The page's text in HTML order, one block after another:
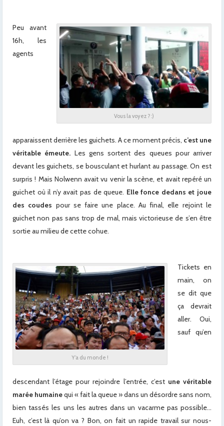
Vous la voyez ? :)
Peu avant
16h, les
agents
apparaissent derrière les guichets. A ce moment précis, c’est une
véritable émeute. Les gens sortent des queues pour arriver
devant les guichets, se bousculant et hurlant au passage. On est
surpris ! Mais Nolwenn avait vu venir la scène, et avait repéré un
guichet où il n’y avait pas de queue. Elle fonce dedans et joue
des coudes pour se faire une place. Au final, elle rejoint le
guichet non pas sans trop de mal, mais victorieuse de s’en être
sortie au milieu de cette cohue.
Y’a du monde !
Tickets en
main, on
se dit que
ça devrait
aller. Oui,
sauf qu’en
descendant l’étage pour rejoindre l’entrée, c’est une véritable
marée humainequi « fait la queue » dans un désordre sans nom,
bien tassés les uns les autres dans un vacarme pas possible…
Euh, c’est là qu’on va ? Bon, on fait un rapide travail sur nous-